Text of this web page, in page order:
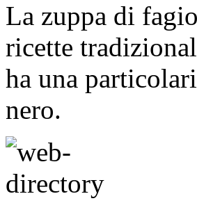
La zuppa di
ricette
ha una
nero.